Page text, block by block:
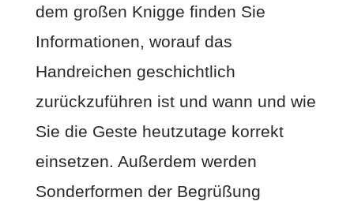
dem großen Knigge finden Sie
Informationen, worauf das
Handreichen geschichtlich
zurückzuführen ist und wann und wie
Sie die Geste heutzutage korrekt
einsetzen. Außerdem werden
Sonderformen der Begrüßung